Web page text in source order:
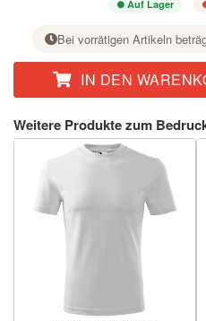
Auf Lager
Bei vorrätigen Artikeln
IN DEN
Weitere Produkte zum